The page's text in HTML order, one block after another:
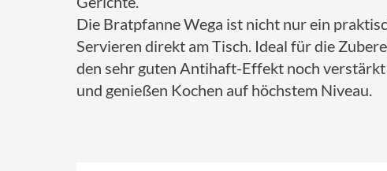
Die Bratpfanne Wega ist nicht nur ein
Servieren direkt am Tisch. Ideal für die
den sehr guten Antihaft-Effekt noch
und genießen Kochen auf höchstem Niveau.